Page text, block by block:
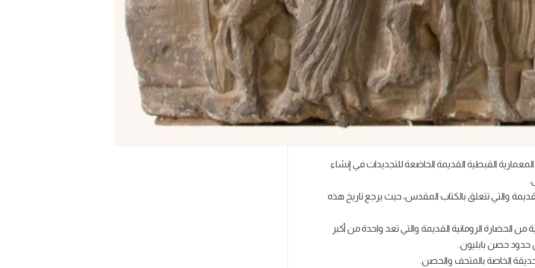
المعمارية القبطية القديمة الخاضعة للتجديدات في إنشاء
والتي تتعلق بالكتاب المقدس، حيث يرجع تاريخ هذه
الحضارة الرومانية القديمة والتي تعد واحدة من أكبر
حدود حصن بابليون.